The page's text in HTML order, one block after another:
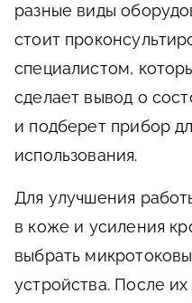
разные виды
стоит
специалистом,
сделает вывод о
и подберет прибор
использования.
Для улучшения
в коже и усиления
выбрать
устройства. После